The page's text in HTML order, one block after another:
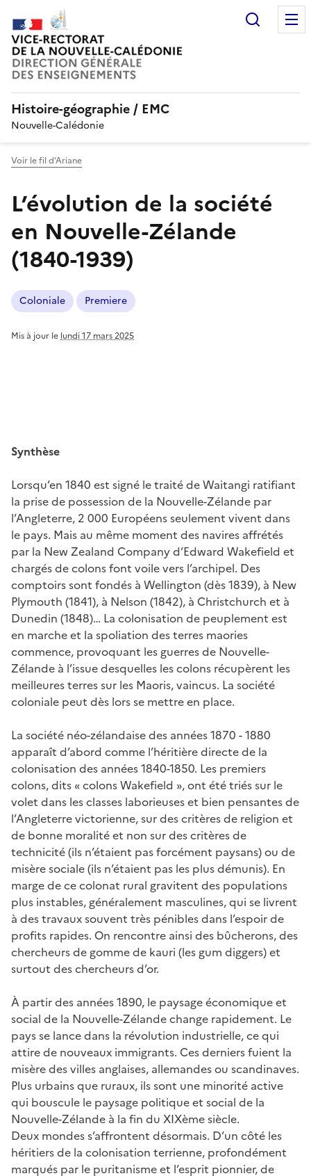
Histoire-géographie / EMC
Nouvelle-Calédonie
Voir le fil d’Ariane
L’évolution de la société
en Nouvelle-Zélande
(1840-1939)
Coloniale Premiere
Mis à jour le lundi 17 mars 2025
Synthèse
Lorsqu’en 1840 est signé le traité de Waitangi ratifiant
la prise de possession de la Nouvelle-Zélande par
l’Angleterre, 2 000 Européens seulement vivent dans
le pays. Mais au même moment des navires affrétés
par la New Zealand Company d’Edward Wakefield et
chargés de colons font voile vers l’archipel. Des
comptoirs sont fondés à Wellington (dès 1839), à New
Plymouth (1841), à Nelson (1842), à Christchurch et à
Dunedin (1848)… La colonisation de peuplement est
en marche et la spoliation des terres maories
commence, provoquant les guerres de Nouvelle-
Zélande à l’issue desquelles les colons récupèrent les
meilleures terres sur les Maoris, vaincus. La société
coloniale peut dès lors se mettre en place.
La société néo-zélandaise des années 1870 - 1880
apparaît d’abord comme l’héritière directe de la
colonisation des années 1840-1850. Les premiers
colons, dits « colons Wakefield », ont été triés sur le
volet dans les classes laborieuses et bien pensantes de
l’Angleterre victorienne, sur des critères de religion et
de bonne moralité et non sur des critères de
technicité (ils n’étaient pas forcément paysans) ou de
misère sociale (ils n’étaient pas les plus démunis). En
marge de ce colonat rural gravitent des populations
plus instables, généralement masculines, qui se livrent
à des travaux souvent très pénibles dans l’espoir de
profits rapides. On rencontre ainsi des bûcherons, des
chercheurs de gomme de kauri (les gum diggers) et
surtout des chercheurs d’or.
À partir des années 1890, le paysage économique et
social de la Nouvelle-Zélande change rapidement. Le
pays se lance dans la révolution industrielle, ce qui
attire de nouveaux immigrants. Ces derniers fuient la
misère des villes anglaises, allemandes ou scandinaves.
Plus urbains que ruraux, ils sont une minorité active
qui bouscule le paysage politique et social de la
Nouvelle-Zélande à la fin du XIXème siècle.
Deux mondes s’affrontent désormais. D’un côté les
héritiers de la colonisation terrienne, profondément
marqués par le puritanisme et l’esprit pionnier, de